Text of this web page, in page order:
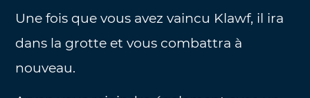
Une fois que vous avez vaincu Klawf, il ira
dans la grotte et vous combattra à
nouveau.